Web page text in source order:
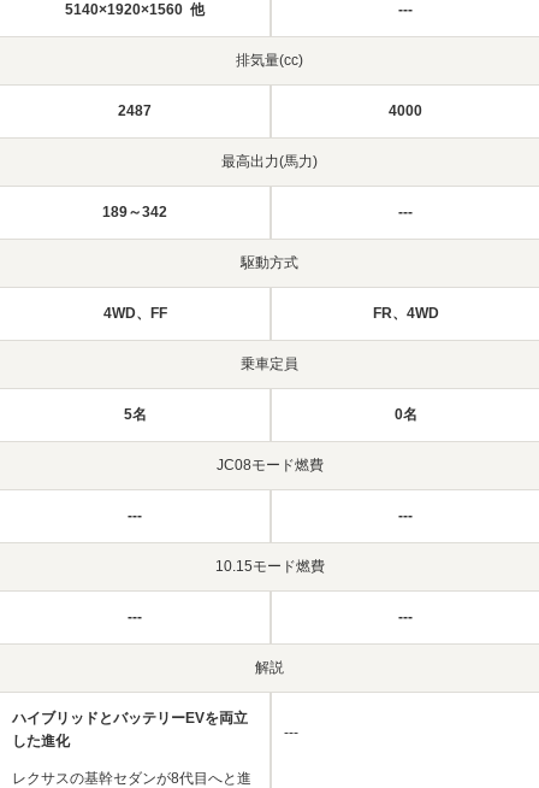
5140×1920×1560 他 ---
排気量(cc)
2487 4000
最高出力(馬力)
189～342 ---
駆動方式
4WD、FF FR、4WD
乗車定員
5名 0名
JC08モード燃費
--- ---
10.15モード燃費
--- ---
解説
ハイブリッドとバッテリーEVを両立
した進化
レクサスの基幹セダンが8代目へと進
---